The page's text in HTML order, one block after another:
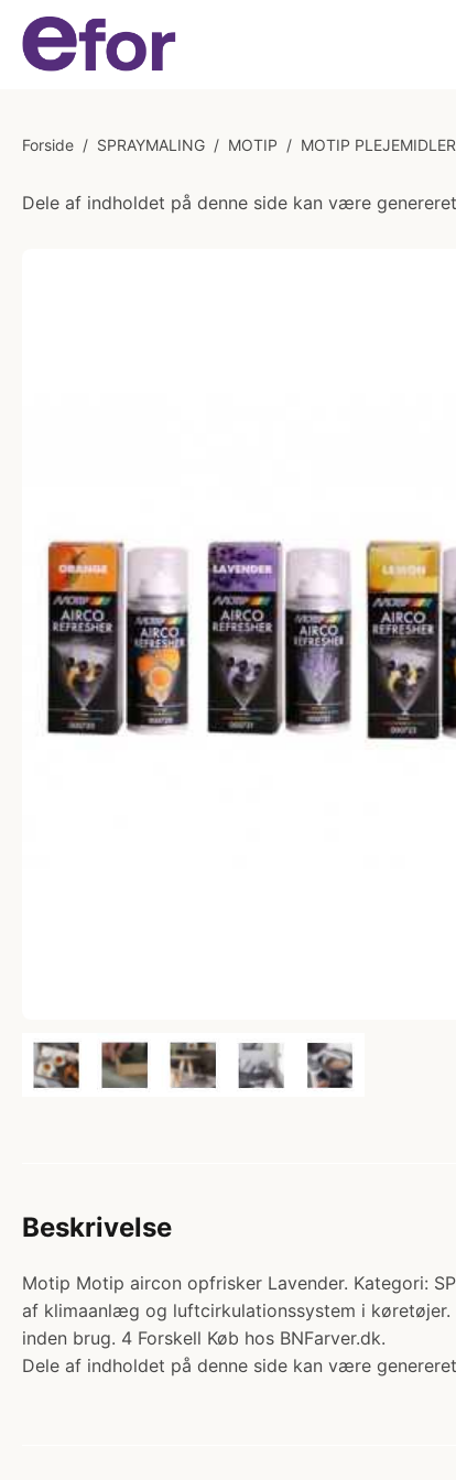
Forside / SPRAYMALING / MOTIP / MOTIP PLEJEMIDLER
Dele af indholdet på denne side kan være
Beskrivelse
Motip Motip aircon opfrisker Lavender. Kategori:
af klimaanlæg og luftcirkulationssystem i køretøjer.
inden brug. 4 Forskell Køb hos BNFarver.dk.
Dele af indholdet på denne side kan være